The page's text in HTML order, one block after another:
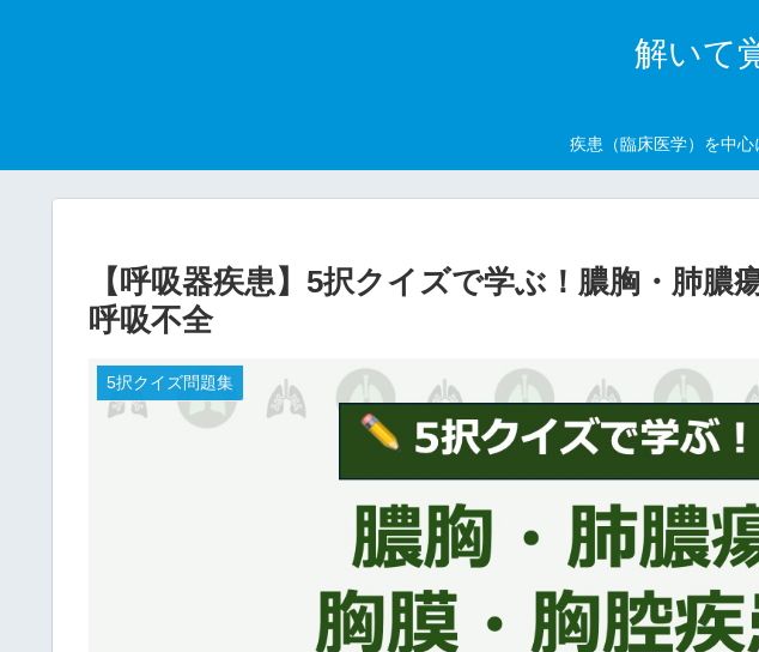
解いて
疾患（臨床医学）を中
【呼吸器疾患】5択クイズで学ぶ！膿胸・肺膿
呼吸不全
5択クイズ問題集